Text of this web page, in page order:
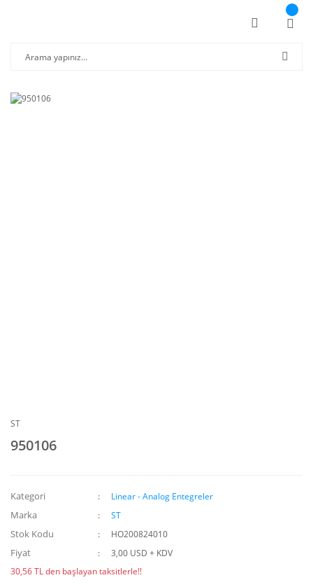
ST
950106
Kategori Linear - Analog Entegreler
Marka ST
Stok Kodu HO200824010
Fiyat
3,00 USD + KDV
30,56 TL den başlayan taksitlerle!!